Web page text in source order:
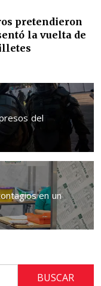
pretendieron
la vuelta de
del
en un